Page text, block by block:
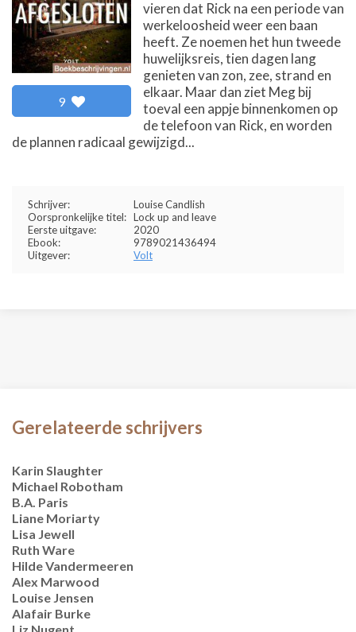
9
vieren dat Rick na een periode van
werkeloosheid weer een baan
heeft. Ze noemen het hun tweede
huwelijksreis, tien dagen lang
genieten van zon, zee, strand en
elkaar. Maar dan ziet Meg bij
toeval een appje binnenkomen op
de telefoon van Rick, en worden
de plannen radicaal gewijzigd...
Schrijver:
Louise Candlish
Oorspronkelijke titel: Lock up and leave
Eerste uitgave:
2020
Ebook:
9789021436494
Uitgever:
Volt
Gerelateerde schrijvers
Karin Slaughter
Michael Robotham
B.A. Paris
Liane Moriarty
Lisa Jewell
Ruth Ware
Hilde Vandermeeren
Alex Marwood
Louise Jensen
Alafair Burke
Liz Nugent